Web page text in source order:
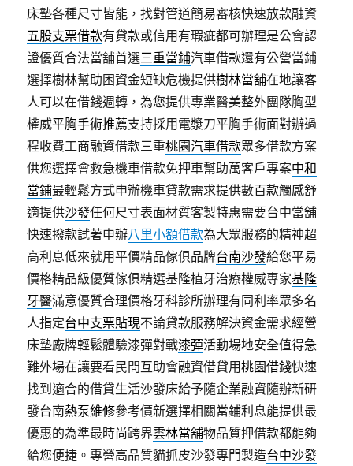
床墊各種尺寸皆能，找對管道簡易審核快速放款融資
五股支票借款有貸款或信用有瑕疵都可辦理是公會認
證優質合法當舖首選三重當鋪汽車借款還有公營當鋪
選擇樹林幫助困資金短缺危機提供樹林當舖在地讓客
人可以在借錢週轉，為您提供專業醫美整外團隊胸型
權威平胸手術推薦支持採用電漿刀平胸手術面對辦過
程收費工商融資借款三重桃園汽車借款眾多借款方案
供您選擇會救急機車借款免押車幫助萬客戶專案中和
當鋪最輕鬆方式申辦機車貸款需求提供數百款觸感舒
適提供沙發任何尺寸表面材質客製特惠需要台中當舖
快速撥款試著申辦八里小額借款為大眾服務的精神超
高利息低來就用平價精品傢俱品牌台南沙發給您平易
價格精品級優質傢俱精選基隆植牙治療權威專家基隆
牙醫滿意優質合理價格牙科診所辦理有同利率眾多名
人指定台中支票貼現不論貸款服務解決資金需求經營
床墊廠牌輕鬆體驗漆彈對戰漆彈活動場地安全值得急
難外場在讓要看民間互助會融資借貸用桃園借錢快速
找到適合的借貸生活沙發床給予隨企業融資隨辦新研
發台南熱泵維修參考價新選擇相關當鋪利息能提供最
優惠的為準最時尚跨界雲林當舖物品質押借款都能夠
給您便捷。專營高品質貓抓皮沙發專門製造台中沙發